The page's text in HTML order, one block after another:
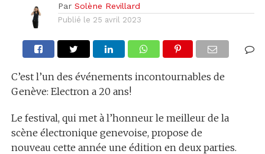
Par Solène Revillard
Publié le 25 avril 2023
C’est l’un des événements incontournables de
Genève: Electron a 20 ans!
Le festival, qui met à l’honneur le meilleur de la
scène électronique genevoise, propose de
nouveau cette année une édition en deux parties.